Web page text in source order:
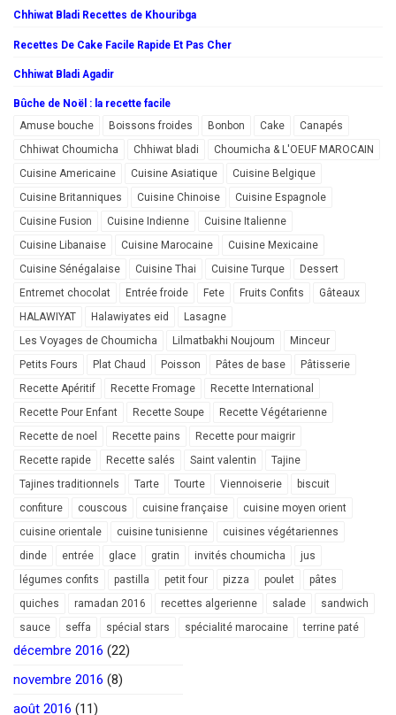
Chhiwat Bladi Recettes de Khouribga
Recettes De Cake Facile Rapide Et Pas Cher
Chhiwat Bladi Agadir
Bûche de Noël : la recette facile
Amuse bouche
Boissons froides Bonbon Cake
Canapés
Chhiwat Choumicha
Chhiwat bladi
Choumicha & L'OEUF MAROCAIN
Cuisine Americaine
Cuisine Asiatique
Cuisine Belgique
Cuisine Britanniques
Cuisine Chinoise
Cuisine Espagnole
Cuisine Fusion
Cuisine Indienne
Cuisine Italienne
Cuisine Libanaise
Cuisine Marocaine
Cuisine Mexicaine
Cuisine Sénégalaise
Cuisine Thai Cuisine Turque
Dessert
Entremet chocolat
Entrée froide Fete Fruits Confits
Gâteaux
HALAWIYAT
Halawiyates eid
Lasagne
Les Voyages de Choumicha
Lilmatbakhi Noujoum
Minceur
Petits Fours
Plat Chaud Poisson Pâtes de base
Pâtisserie
Recette Apéritif
Recette Fromage
Recette International
Recette Pour Enfant
Recette Soupe
Recette Végétarienne
Recette de noel
Recette pains
Recette pour maigrir
Recette rapide
Recette salés Saint valentin
Tajine
Tajines traditionnels
Tarte Tourte Viennoiserie
biscuit
confiture
couscous cuisine française
cuisine moyen orient
cuisine orientale
cuisine tunisienne
cuisines végétariennes
dinde
entrée glace gratin invités choumicha
jus
légumes confits
pastilla petit four pizza poulet
pâtes
quiches
ramadan 2016 recettes algerienne salade
sandwich
sauce
seffa spécial stars spécialité marocaine terrine paté
décembre 2016 (22)
novembre 2016 (8)
août 2016 (11)